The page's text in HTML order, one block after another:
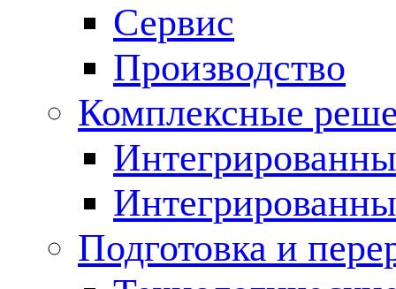
Сервис
Производство
Комплексные
Подготовка и